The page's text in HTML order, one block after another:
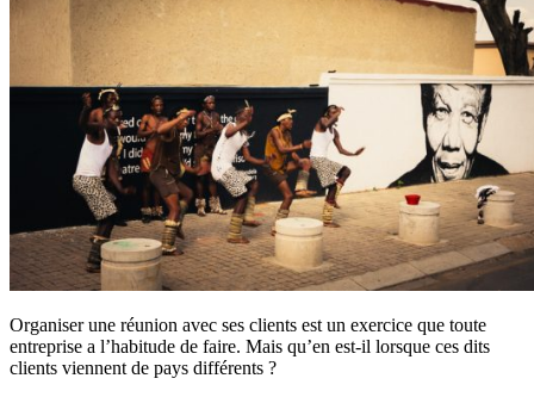
Organiser une réunion avec ses clients est un exercice que toute
entreprise a l’habitude de faire. Mais qu’en est-il lorsque ces dits
clients viennent de pays différents ?